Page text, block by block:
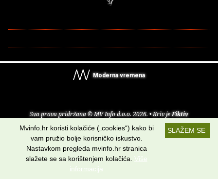
Moderna vremena
Sva prava pridržana © MV Info d.o.o. 2026. • Kriv jeFiktiv
Uvjeti korištenja RSS kanali
Potraži nas na:
SLAŽEM SE
Mvinfo.hr koristi kolačiće („cookies“) kako bi
vam pružio bolje korisničko iskustvo.
Nastavkom pregleda mvinfo.hr stranica
slažete se sa korištenjem kolačića. Više
informacija